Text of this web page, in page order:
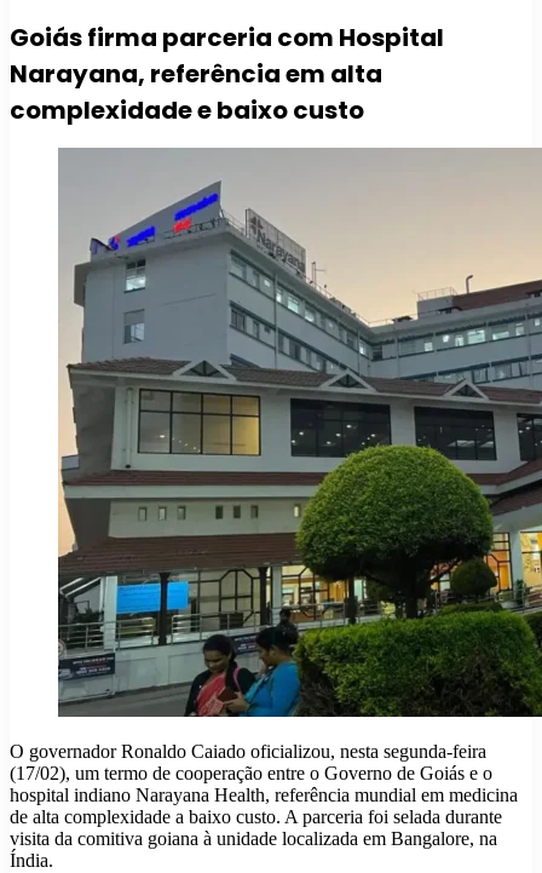
Goiás firma parceria com Hospital
Narayana, referência em alta
complexidade e baixo custo
O governador Ronaldo Caiado oficializou, nesta segunda-feira
(17/02), um termo de cooperação entre o Governo de Goiás e o
hospital indiano Narayana Health, referência mundial em medicina
de alta complexidade a baixo custo. A parceria foi selada durante
visita da comitiva goiana à unidade localizada em Bangalore, na
Índia.